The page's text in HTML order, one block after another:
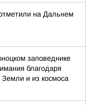
на Дальнем
заповеднике
благодаря
и из космоса